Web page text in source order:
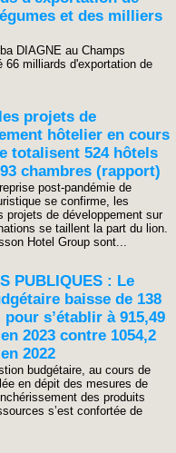
et des milliers
DIAGNE au Champs
milliards d'exportation de
projets de
hôtelier en cours
totalisent 524 hôtels
chambres (rapport)
post-pandémie de
se confirme, les
projets de développement sur
se taillent la part du lion.
Hotel Group sont...
PUBLIQUES : Le
baisse de 138
s’établir à 915,49
2023 contre 1054,2
2022
budgétaire, au cours de
en dépit des mesures de
des produits
s’est confortée de